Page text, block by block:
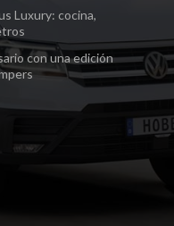
Luxury: cocina,
con una edición